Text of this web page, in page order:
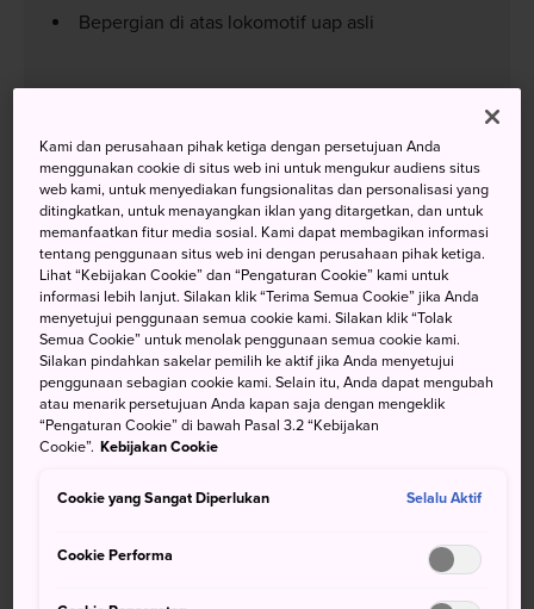
Bepergian di atas lokomotif uap asli
Menuju Lokasi
Takasaki begitu mudah diakses, baik dari Tokyo maupun
Nagano dengan kereta reguler atau dengan Shinkansen.
Dari Tokyo, naiklah kereta JR Shonan-Shinjuku Line atau
JR Takasaki Line menuju Stasiun Takasaki. Anda juga bisa
naik Shinkansen Hokuriku atau Joetsu. Anda perlu waktu
sekitar dua jam dari Tokyo dengan kereta api reguler atau
kurang dari satu jam dari Stasiun Tokyo atau Stasiun
Nagano dengan Shinkansen.
Kami dan perusahaan pihak ketiga dengan persetujuan Anda
menggunakan cookie di situs web ini untuk mengukur audiens situs
web kami, untuk menyediakan fungsionalitas dan personalisasi yang
ditingkatkan, untuk menayangkan iklan yang ditargetkan, dan untuk
memanfaatkan fitur media sosial. Kami dapat membagikan informasi
tentang penggunaan situs web ini dengan perusahaan pihak ketiga.
Lihat “Kebijakan Cookie” dan “Pengaturan Cookie” kami untuk
informasi lebih lanjut. Silakan klik “Terima Semua Cookie” jika Anda
menyetujui penggunaan semua cookie kami. Silakan klik “Tolak
Semua Cookie” untuk menolak penggunaan semua cookie kami.
Silakan pindahkan sakelar pemilih ke aktif jika Anda menyetujui
penggunaan sebagian cookie kami. Selain itu, Anda dapat mengubah
atau menarik persetujuan Anda kapan saja dengan mengeklik
“Pengaturan Cookie” di bawah Pasal 3.2 “Kebijakan
Cookie”. Kebijakan Cookie
Cookie yang Sangat Diperlukan Selalu Aktif
Cookie Performa